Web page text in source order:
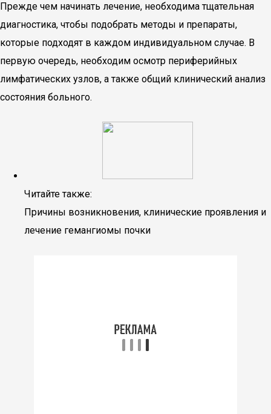
Прежде чем начинать лечение, необходима тщательная
диагностика, чтобы подобрать методы и препараты,
которые подходят в каждом индивидуальном случае. В
первую очередь, необходим осмотр периферийных
лимфатических узлов, а также общий клинический анализ
состояния больного.
Читайте также:
Причины возникновения, клинические проявления и
лечение гемангиомы почки